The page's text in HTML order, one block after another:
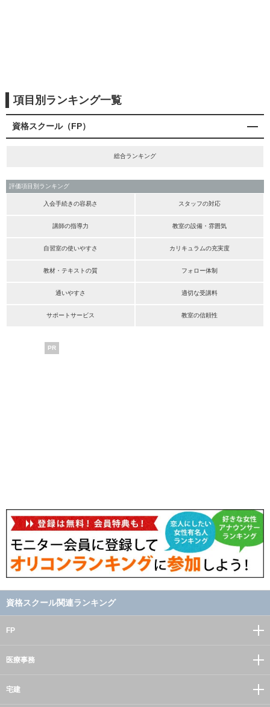
項目別ランキング一覧
資格スクール（FP）
総合ランキング
評価項目別ランキング
入会手続きの容易さ スタッフの対応
講師の指導力 教室の設備・雰囲気
自習室の使いやすさ カリキュラムの充実度
教材・テキストの質 フォロー体制
通いやすさ 適切な受講料
サポートサービス 教室の信頼性
PR
資格スクール関連ランキング
FP
医療事務
宅建